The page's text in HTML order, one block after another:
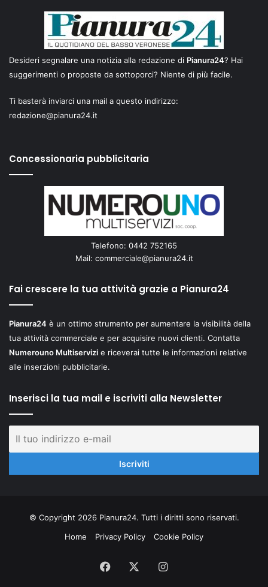
Desideri segnalare una notizia alla redazione di Pianura24? Hai
suggerimenti o proposte da sottoporci? Niente di più facile.
Ti basterà inviarci una mail a questo indirizzo:
redazione@pianura24.it
Concessionaria pubblicitaria
Telefono: 0442 752165
Mail: commerciale@pianura24.it
Fai crescere la tua attività grazie a Pianura24
Pianura24 è un ottimo strumento per aumentare la visibilità della
tua attività commerciale e per acquisire nuovi clienti. Contatta
Numerouno Multiservizi e riceverai tutte le informazioni relative
alle inserzioni pubblicitarie.
Inserisci la tua mail e iscriviti alla Newsletter
© Copyright 2026 Pianura24. Tutti i diritti sono riservati.
Home
Privacy Policy Cookie Policy
Facebook Instagram